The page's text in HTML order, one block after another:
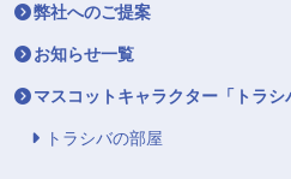
弊社へのご提案
お知らせ一覧
マスコットキャラクター「トラシ
トラシバの部屋